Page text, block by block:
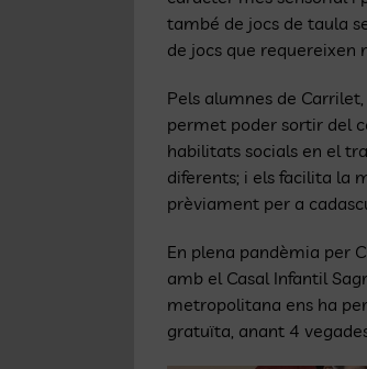
també de jocs de taula
de jocs que requereixen
Pels alumnes de
permet poder sortir del
habilitats socials en el
diferents; i els facilita la
prèviament per a
En plena pandèmia per
amb el Casal Infantil
metropolitana ens ha
gratuïta, anant 4